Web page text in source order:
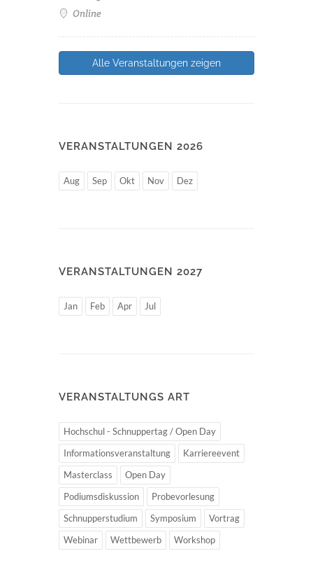
Online
Alle Veranstaltungen zeigen
VERANSTALTUNGEN 2026
Aug Sep Okt Nov Dez
VERANSTALTUNGEN 2027
Jan Feb Apr Jul
VERANSTALTUNGS ART
Hochschul - Schnuppertag / Open Day
Informationsveranstaltung
Karriereevent
Masterclass
Open Day
Podiumsdiskussion
Probevorlesung
Schnupperstudium
Symposium
Vortrag
Webinar
Wettbewerb Workshop